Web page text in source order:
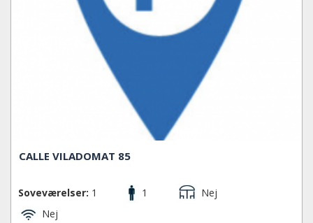
CALLE VILADOMAT 85
Soveværelser: 1 1
Nej
Nej